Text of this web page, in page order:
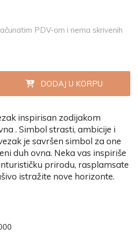
PDV-om i nema skrivenih
DODAJ U KORPU
inspirisan zodijakom
. Simbol strasti, ambicije i
je savršen simbol za one
duh ovna. Neka vas inspiriše
prirodu, rasplamsate
istražite nove horizonte.